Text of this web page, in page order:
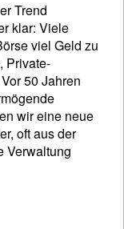
Trend
klar: Viele
viel Geld zu
Private-
50 Jahren
wir eine neue
oft aus der
Verwaltung